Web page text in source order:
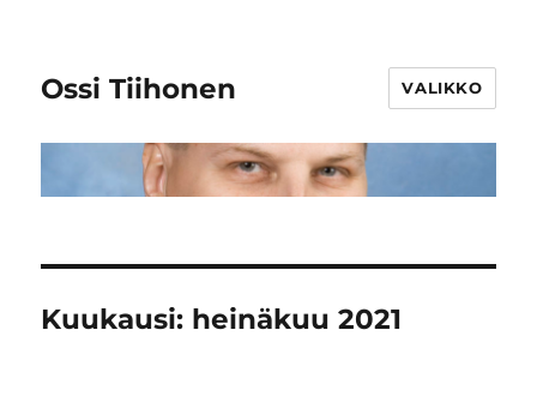
Ossi Tiihonen VALIKKO
Kuukausi: heinäkuu 2021